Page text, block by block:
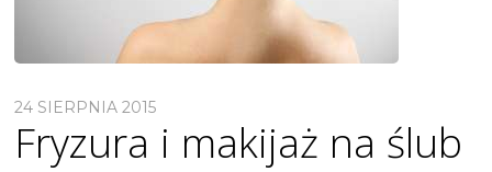
24 SIERPNIA 2015
Fryzura i makijaż na ślub